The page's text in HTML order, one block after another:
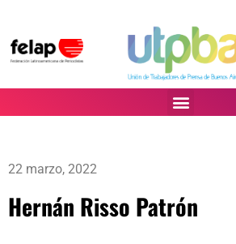
22 marzo, 2022
Hernán Risso Patrón